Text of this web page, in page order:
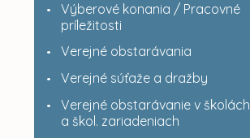
Výberové konania / Pracovné
príležitosti
Verejné obstarávania
Verejné súťaže a dražby
Verejné obstarávanie v školách
a škol. zariadeniach